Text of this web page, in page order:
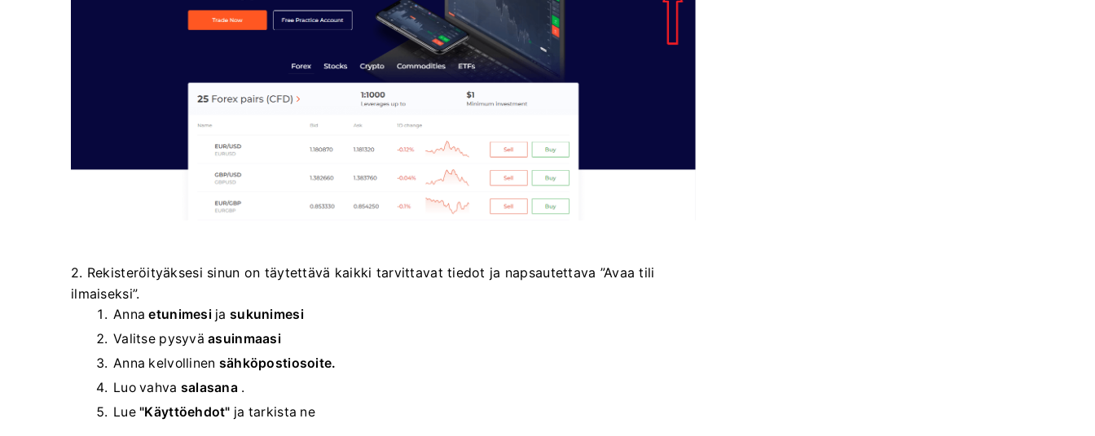
2. Rekisteröityäksesi sinun on täytettävä kaikki tarvittavat tiedot ja napsautettava ”Avaa tili
ilmaiseksi”.
Annaetunimesi jasukunimesi
Valitse pysyväasuinmaasi
Anna kelvollinen sähköpostiosoite.
Luo vahva salasana .
Lue"Käyttöehdot" ja tarkista ne